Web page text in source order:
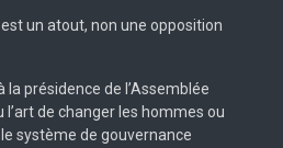
un atout, non une opposition
la présidence de l’Assemblée
de changer les hommes ou
système de gouvernance